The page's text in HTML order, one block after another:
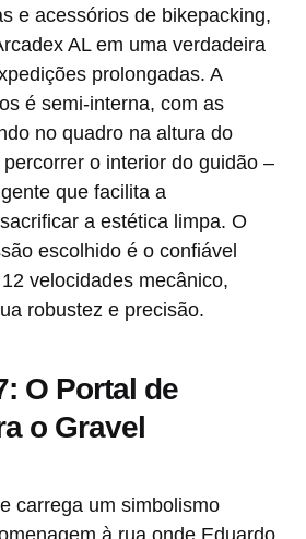
e acessórios de bikepacking,
AL em uma verdadeira
prolongadas. A
é semi-interna, com as
no quadro na altura do
o interior do guidão –
que facilita a
a estética limpa. O
escolhido é o confiável
velocidades mecânico,
robustez e precisão.
O Portal de
o Gravel
carrega um simbolismo
à rua onde Eduardo